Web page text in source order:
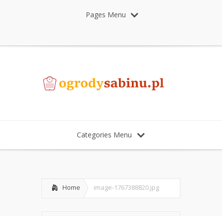
Pages Menu
Categories Menu
Home image-1767388820.jpg